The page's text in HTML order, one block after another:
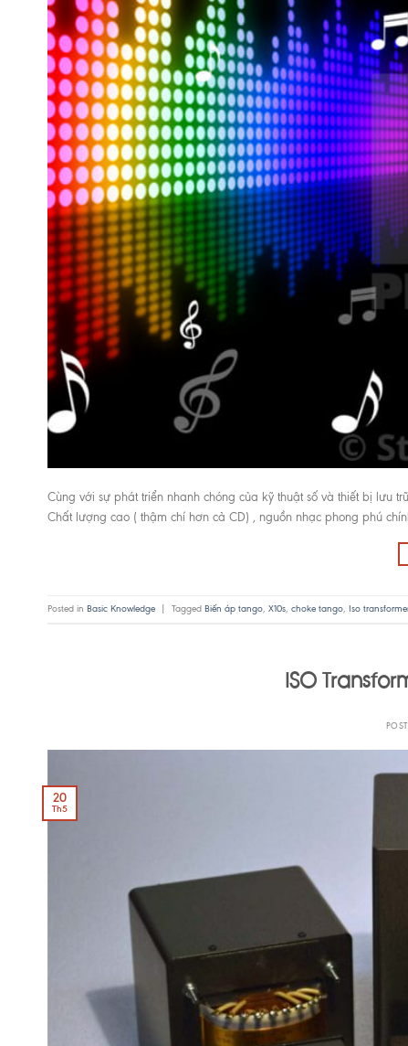
Cùng với sự phát triển nhanh chóng của kỹ thuật số và thiết bị lưu
Chất lượng cao ( thậm chí hơn cả CD) , nguồn nhạc phong phú
Posted in Basic Knowledge Tagged Biến áp tango, X10s, choke tango, Iso transformer
ISO
20
Th5